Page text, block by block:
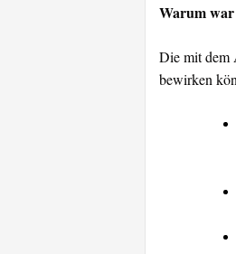
Warum
Die mit dem
bewirken